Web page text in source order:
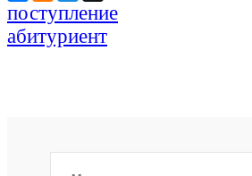
поступление
абитуриент